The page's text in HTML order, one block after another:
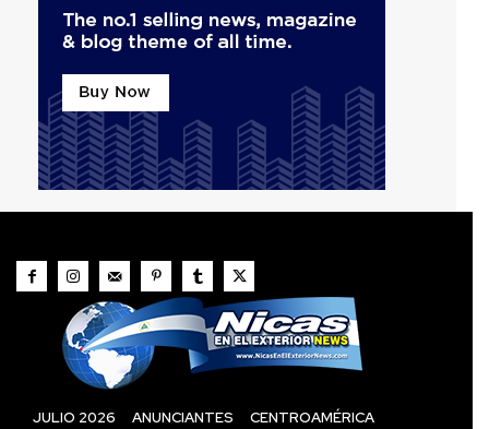
JULIO 2026 ANUNCIANTES
CENTROAMÉRICA